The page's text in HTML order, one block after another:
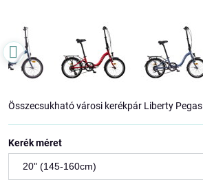
Összecsukható városi kerékpár Liberty Pegas
Kerék méret